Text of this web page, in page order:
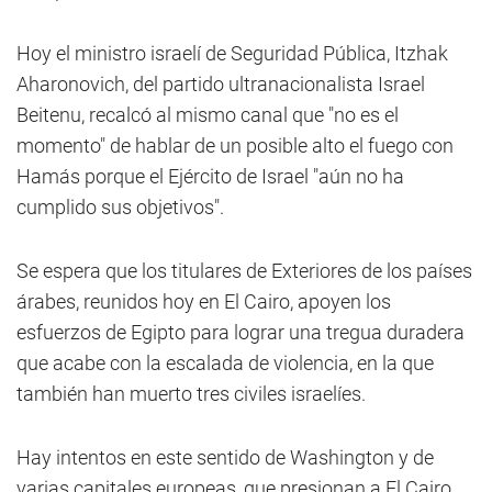
Hoy el ministro israelí de Seguridad Pública, Itzhak
Aharonovich, del partido ultranacionalista Israel
Beitenu, recalcó al mismo canal que "no es el
momento" de hablar de un posible alto el fuego con
Hamás porque el Ejército de Israel "aún no ha
cumplido sus objetivos".
Se espera que los titulares de Exteriores de los países
árabes, reunidos hoy en El Cairo, apoyen los
esfuerzos de Egipto para lograr una tregua duradera
que acabe con la escalada de violencia, en la que
también han muerto tres civiles israelíes.
Hay intentos en este sentido de Washington y de